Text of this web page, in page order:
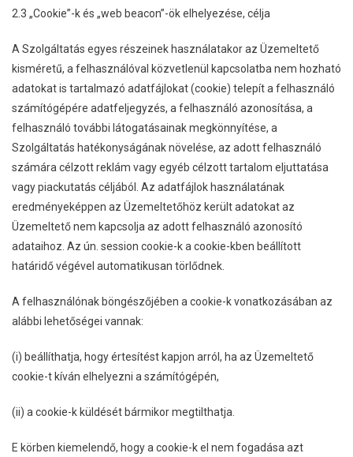
2.3 „Cookie”-k és „web beacon”-ök elhelyezése, célja
A Szolgáltatás egyes részeinek használatakor az Üzemeltető
kisméretű, a felhasználóval közvetlenül kapcsolatba nem hozható
adatokat is tartalmazó adatfájlokat (cookie) telepít a felhasználó
számítógépére adatfeljegyzés, a felhasználó azonosítása, a
felhasználó további látogatásainak megkönnyítése, a
Szolgáltatás hatékonyságának növelése, az adott felhasználó
számára célzott reklám vagy egyéb célzott tartalom eljuttatása
vagy piackutatás céljából. Az adatfájlok használatának
eredményeképpen az Üzemeltetőhöz került adatokat az
Üzemeltető nem kapcsolja az adott felhasználó azonosító
adataihoz. Az ún. session cookie-k a cookie-kben beállított
határidő végével automatikusan törlődnek.
A felhasználónak böngészőjében a cookie-k vonatkozásában az
alábbi lehetőségei vannak:
(i) beállíthatja, hogy értesítést kapjon arról, ha az Üzemeltető
cookie-t kíván elhelyezni a számítógépén,
(ii) a cookie-k küldését bármikor megtilthatja.
E körben kiemelendő, hogy a cookie-k el nem fogadása azt